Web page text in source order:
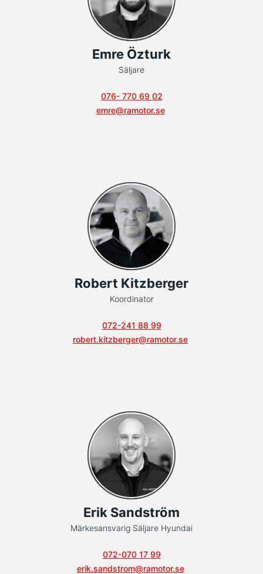
Emre Özturk
Säljare
076- 770 69 02
emre@ramotor.se
Robert Kitzberger
Koordinator
072-241 88 99
robert.kitzberger@ramotor.se
Erik Sandström
Märkesansvarig Säljare Hyundai
072-070 17 99
erik.sandstrom@ramotor.se